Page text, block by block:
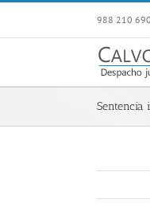
988 210 690
Sentencia